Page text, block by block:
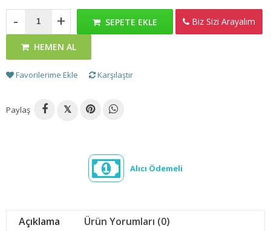
- + SEPETE EKLE
HEMEN AL
Favorilerime Ekle Karşılaştır
Biz Sizi Arayalım
Paylaş 𝕏
Alıcı Ödemeli
Açıklama Ürün Yorumları (0)